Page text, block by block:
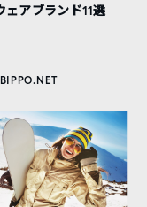
ェアブランド11選